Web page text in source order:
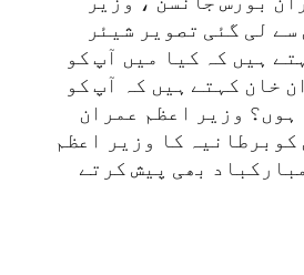
لی گئی تصویر شیئر
ہیں کہ کیا میں آپ کو
خان کہتے ہیں کہ آپ کو
وزیر اعظم عمران
کا وزیر اعظم
بھی پیش کرتے